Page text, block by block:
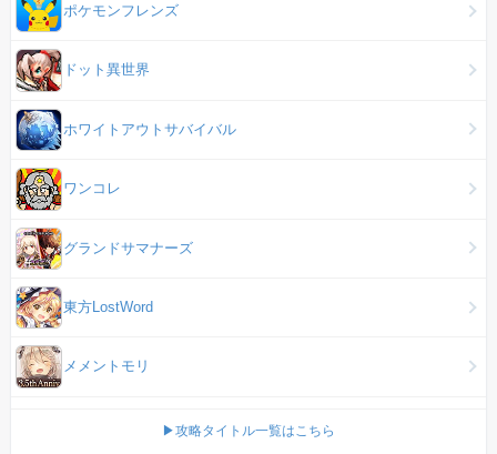
ポケモンフレンズ
ドット異世界
ホワイトアウトサバイバル
ワンコレ
グランドサマナーズ
東方LostWord
メメントモリ
▶攻略タイトル一覧はこちら